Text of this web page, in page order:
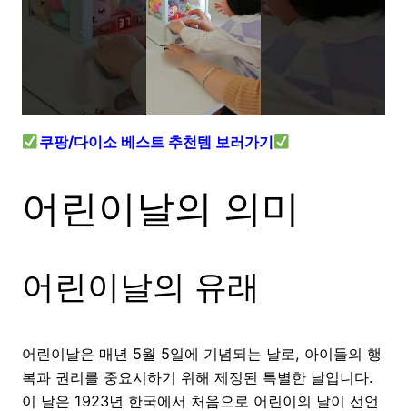
쿠팡/다이소 베스트 추천템 보러가기
어린이날의 의미
어린이날의 유래
어린이날은 매년 5월 5일에 기념되는 날로, 아이들의 행
복과 권리를 중요시하기 위해 제정된 특별한 날입니다.
이 날은 1923년 한국에서 처음으로 어린이의 날이 선언